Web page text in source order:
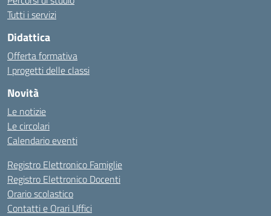
Tutti i servizi
Didattica
Offerta formativa
I progetti delle classi
Novità
Le notizie
Le circolari
Calendario eventi
Registro Elettronico Famiglie
Registro Elettronico Docenti
Orario scolastico
Contatti e Orari Uffici